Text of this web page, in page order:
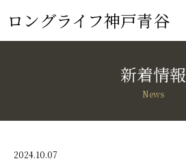
ロングライフ神戸青谷
新着情報
News
2024.10.07